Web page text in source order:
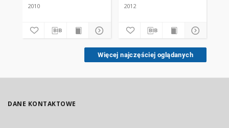
2010 2012
Więcej najczęściej oglądanych
DANE KONTAKTOWE